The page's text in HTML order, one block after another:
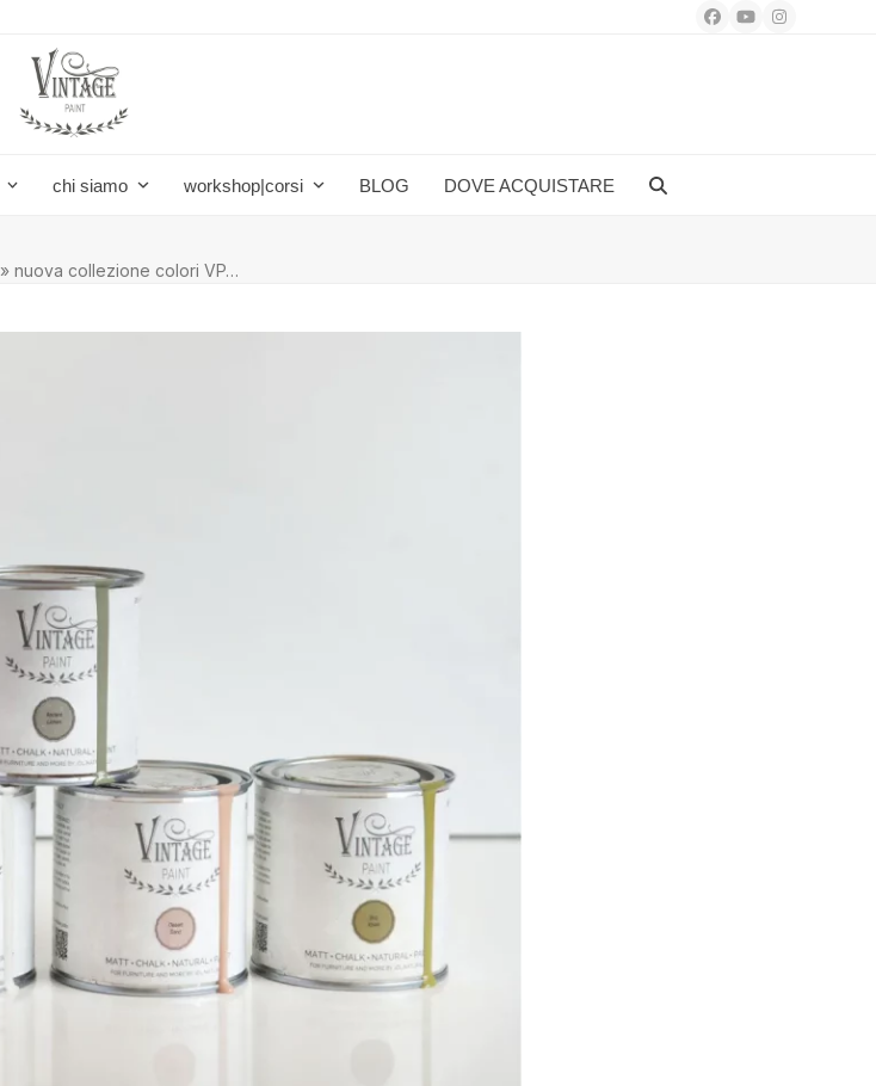
Facebook
YouTubeInstagram
chi siamo workshop|corsi BLOG DOVE ACQUISTARE
»nuova collezione colori VP…